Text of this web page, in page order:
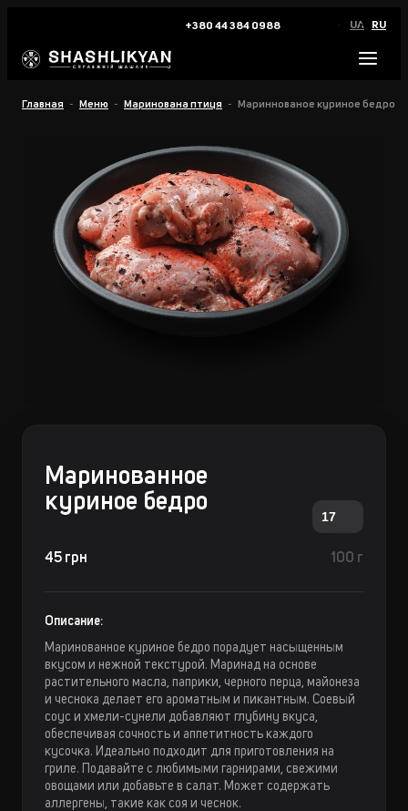
+380 44 384 0988 UA RU
Главная Меню Маринована птиця Мариннованое куриное бедро
Маринованное
куриное бедро
17
45 грн 100 г
Описание:
Маринованное куриное бедро порадует насыщенным
вкусом и нежной текстурой. Маринад на основе
растительного масла, паприки, черного перца, майонеза
и чеснока делает его ароматным и пикантным. Соевый
соус и хмели-сунели добавляют глубину вкуса,
обеспечивая сочность и аппетитность каждого
кусочка. Идеально подходит для приготовления на
гриле. Подавайте с любимыми гарнирами, свежими
овощами или добавьте в салат. Может содержать
аллергены, такие как соя и чеснок.